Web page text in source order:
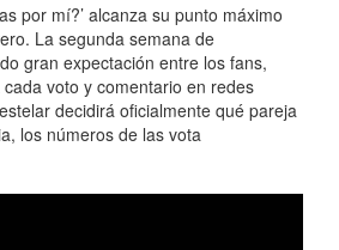
por mí?’ alcanza su punto máximo
La segunda semana de
gran expectación entre los fans,
voto y comentario en redes
decidirá oficialmente qué pareja
los números de las vota